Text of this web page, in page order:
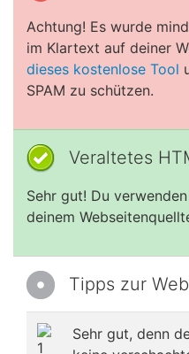
Achtung! Es wurde
im Klartext auf deiner
dieses kostenlose Tool
SPAM zu schützen.
Veraltetes
Sehr gut! Du
deinem
Tipps zur
Sehr gut, denn